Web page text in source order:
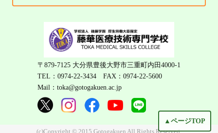
▲ページTOP
〒879-7125 大分県豊後大野市三重町内田4000-1
TEL：0974-22-3434 FAX：0974-22-5600
Mail：toka@gotogakuen.ac.jp
(c)Copyright © 2015 Gotogakuen All Rights Reserved.